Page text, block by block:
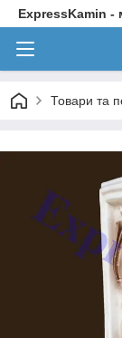
ExpressKamin -
Товари та